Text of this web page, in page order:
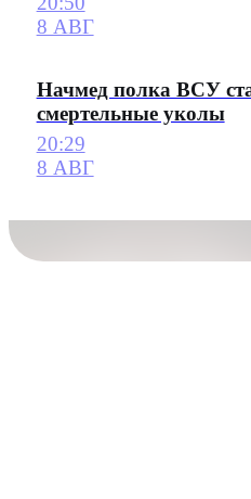
8 АВГ
Начмед полка ВСУ
смертельные уколы
20:29
8 АВГ